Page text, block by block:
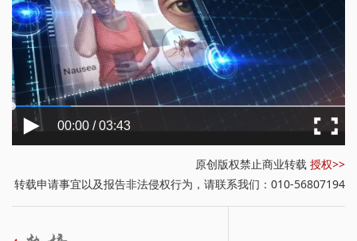
00:00 / 03:43
原创版权禁止商业转载 授权>>
转载申请事宜以及报告非法侵权行为，请联系我们：010-56807194